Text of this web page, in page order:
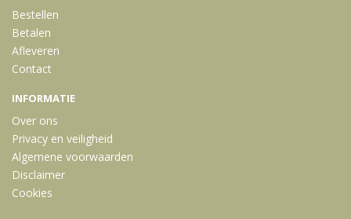
Bestellen
Betalen
Afleveren
Contact
INFORMATIE
Over ons
Privacy en veiligheid
Algemene voorwaarden
Disclaimer
Cookies